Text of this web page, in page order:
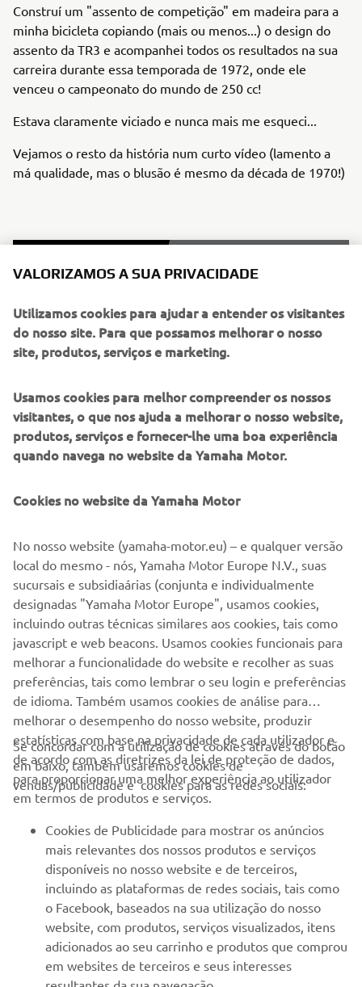
Construí um "assento de competição" em madeira para a
minha bicicleta copiando (mais ou menos...) o design do
assento da TR3 e acompanhei todos os resultados na sua
carreira durante essa temporada de 1972, onde ele
venceu o campeonato do mundo de 250 cc!
Estava claramente viciado e nunca mais me esqueci...
Vejamos o resto da história num curto vídeo (lamento a
má qualidade, mas o blusão é mesmo da década de 1970!)
©Yamaha Motor Europe N.V. / Yamaha Motor Co., Ltd.
podem ser utilizadas para fins comerciais ou não
comerciais sem o consentimento prévio por escrito da
Yamaha Motor Europe N.V. e/ou da Yamaha Motor Co.,
Ltd.
Conduza sempre de forma segura e cumpra toda a
legislação rodoviária local.
EMPRESA
MAIS YAMAHA
SERVIÇO E SUPORTE
NEWSLETTER
VALORIZAMOS A SUA PRIVACIDADE
Utilizamos cookies para ajudar a entender os visitantes
do nosso site. Para que possamos melhorar o nosso
site, produtos, serviços e marketing.
Usamos cookies para melhor compreender os nossos
visitantes, o que nos ajuda a melhorar o nosso website,
produtos, serviços e fornecer-lhe uma boa experiência
quando navega no website da Yamaha Motor.
Cookies no website da Yamaha Motor
No nosso website (yamaha-motor.eu) – e qualquer versão
local do mesmo - nós, Yamaha Motor Europe N.V., suas
sucursais e subsidiaárias (conjunta e individualmente
designadas "Yamaha Motor Europe", usamos cookies,
incluindo outras técnicas similares aos cookies, tais como
javascript e web beacons. Usamos cookies funcionais para
melhorar a funcionalidade do website e recolher as suas
preferências, tais como lembrar o seu login e preferências
de idioma. Também usamos cookies de análise para
melhorar o desempenho do nosso website, produzir
estatísticas com base na privacidade de cada utilizador e
de acordo com as diretrizes da lei de proteção de dados,
para proporcionar uma melhor experiência ao utilizador
em termos de produtos e serviços.
Se concordar com a utilização de cookies através do botão
em baixo, também usaremos cookies de
vendas/publicidade e cookies para as redes sociais:
Cookies de Publicidade para mostrar os anúncios
mais relevantes dos nossos produtos e serviços
disponíveis no nosso website e de terceiros,
incluindo as plataformas de redes sociais, tais como
o Facebook, baseados na sua utilização do nosso
website, com produtos, serviços visualizados, itens
adicionados ao seu carrinho e produtos que comprou
em websites de terceiros e seus interesses